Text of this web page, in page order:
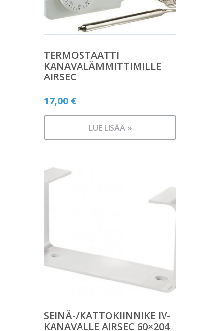
TERMOSTAATTI
KANAVALÄMMITTIMILLE
AIRSEC
17,00 €
LUE LISÄÄ »
SEINÄ-/KATTOKIINNIKE IV-
KANAVALLE AIRSEC 60×204